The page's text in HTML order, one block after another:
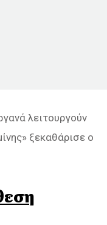
λειτουργούν
ξεκαθάρισε ο